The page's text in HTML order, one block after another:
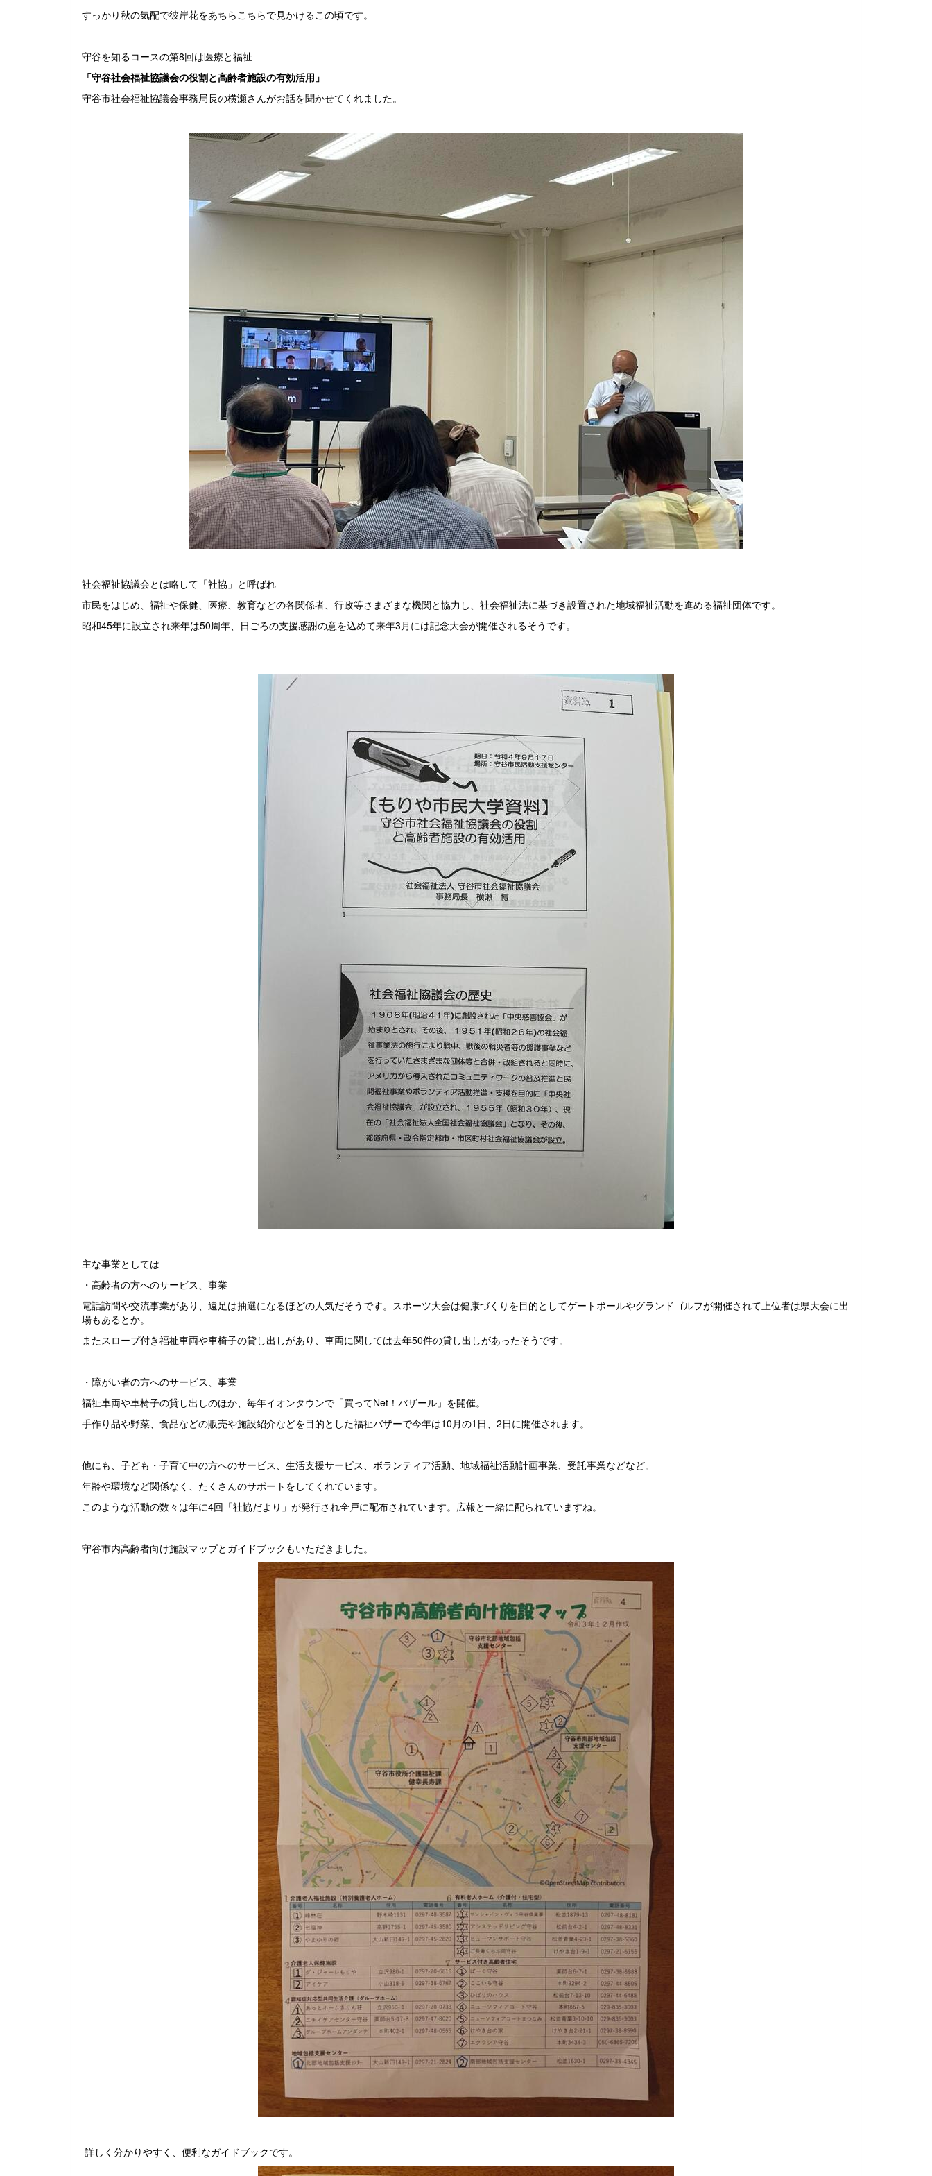
すっかり秋の気配で彼岸花をあちらこちらで見かけるこの頃です。
守谷を知るコースの第8回は医療と福祉
「守谷社会福祉協議会の役割と高齢者施設の有効活用」
守谷市社会福祉協議会事務局長の横瀬さんがお話を聞かせてくれました。
社会福祉協議会とは略して「社協」と呼ばれ
市民をはじめ、福祉や保健、医療、教育などの各関係者、行政等さまざまな機関と協力し、社会福祉法に基づき設置された地域福祉活動を進める福祉団体です。
昭和45年に設立され来年は50周年、日ごろの支援感謝の意を込めて来年3月には記念大会が開催されるそうです。
主な事業としては
・高齢者の方へのサービス、事業
電話訪問や交流事業があり、遠足は抽選になるほどの人気だそうです。スポーツ大会は健康づくりを目的としてゲートボールやグランドゴルフが開催されて上位者は県大会に出
場もあるとか。
またスロープ付き福祉車両や車椅子の貸し出しがあり、車両に関しては去年50件の貸し出しがあったそうです。
・障がい者の方へのサービス、事業
福祉車両や車椅子の貸し出しのほか、毎年イオンタウンで「買ってNet！バザール」を開催。
手作り品や野菜、食品などの販売や施設紹介などを目的とした福祉バザーで今年は10月の1日、2日に開催されます。
他にも、子ども・子育て中の方へのサービス、生活支援サービス、ボランティア活動、地域福祉活動計画事業、受託事業などなど。
年齢や環境など関係なく、たくさんのサポートをしてくれています。
このような活動の数々は年に4回「社協だより」が発行され全戸に配布されています。広報と一緒に配られていますね。
守谷市内高齢者向け施設マップとガイドブックもいただきました。
詳しく分かりやすく、便利なガイドブックです。